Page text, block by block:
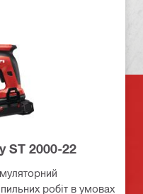
ST 2000-22
робіт в умовах